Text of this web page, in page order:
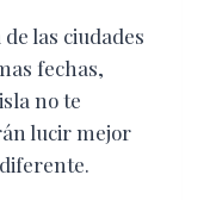
las ciudades
fechas,
no te
lucir mejor